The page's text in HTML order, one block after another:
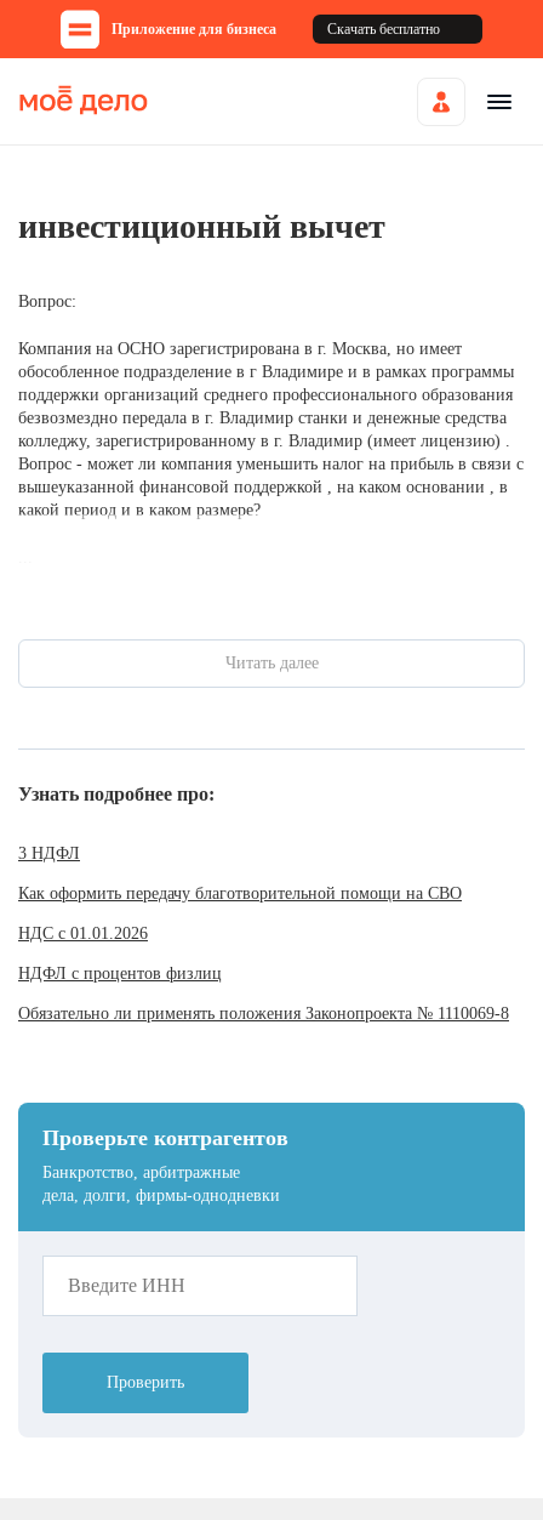
Приложение для бизнеса Скачать бесплатно
Проверьте контрагентов
Банкротство, арбитражные
дела, долги, фирмы-однодневки
Проверить
инвестиционный вычет
Вопрос:
Компания на ОСНО зарегистрирована в г. Москва, но имеет
обособленное подразделение в г Владимире и в рамках программы
поддержки организаций среднего профессионального образования
безвозмездно передала в г. Владимир станки и денежные средства
колледжу, зарегистрированному в г. Владимир (имеет лицензию) .
Вопрос - может ли компания уменьшить налог на прибыль в связи с
вышеуказанной финансовой поддержкой , на каком основании , в
какой период и в каком размере?
Читать далее
Узнать подробнее про:
3 НДФЛ
Как оформить передачу благотворительной помощи на СВО
НДС с 01.01.2026
НДФЛ с процентов физлиц
Обязательно ли применять положения Законопроекта № 1110069-8